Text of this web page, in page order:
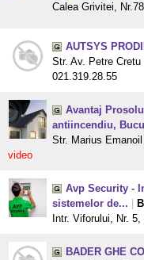
Calea Grivitei,
AUTSYS
Str. Av. Petre
021.319.28.55
Avantaj
antiincendiu,
Str. Marius
video
Avp Security -
sistemelor de...
Intr. Viforului, Nr.
BADER GHE